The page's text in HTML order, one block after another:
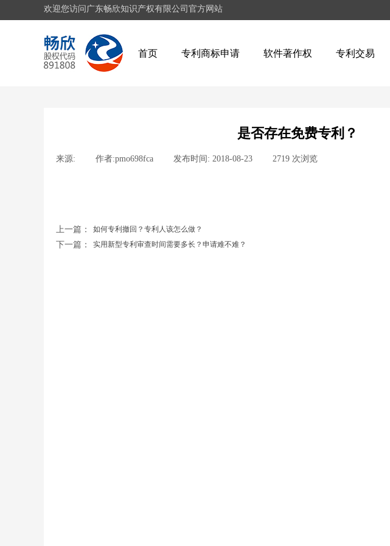
欢迎您访问广东畅欣知识产权有限公司官方网站
首页 专利商标申请 软件著作权 专利交易
是否存在免费专利？
来源: 作者:pmo698fca 发布时间: 2018-08-23 2719 次浏览
上一篇： 如何专利撤回？专利人该怎么做？
下一篇： 实用新型专利审查时间需要多长？申请难不难？